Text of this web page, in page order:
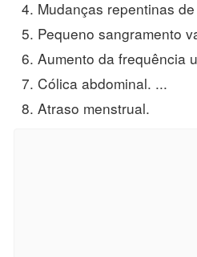
Mudanças repentinas
Pequeno sangramento
Aumento da frequência
Cólica abdominal. ...
Atraso menstrual.